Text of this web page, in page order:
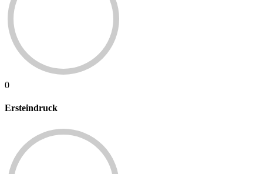
0
Ersteindruck